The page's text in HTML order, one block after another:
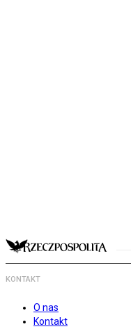
KONTAKT
O nas
Kontakt